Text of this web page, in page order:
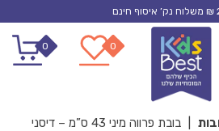
0
0
בובת פרווה מיני 43 ס”מ – דיסני